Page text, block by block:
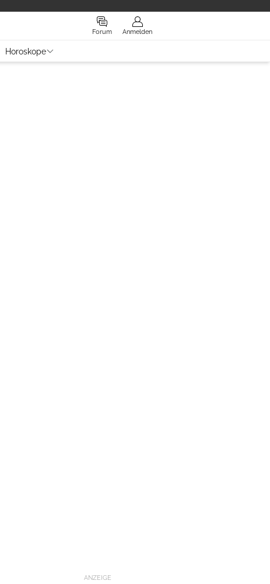
Forum Anmelden
Horoskope
ANZEIGE